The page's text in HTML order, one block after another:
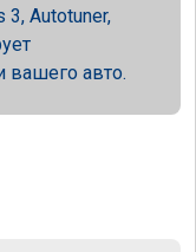
3, Autotuner,
вашего авто.